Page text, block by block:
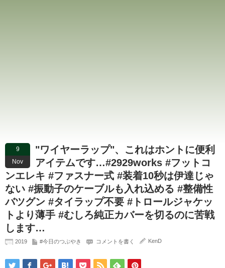
9
Nov
"ワイヤーラップ"、これはホントに便利
アイテムです…#2929works #フットコ
ンエレキ #ファスナー式 #装着10秒は伊達じゃ
ない #振動子のケーブルも入れ込める #整備性
バツグン #タイラップ不要 #トロールジャケッ
トより薄手 #むしろ純正カバーを切るのに苦戦
します…
2019 #今日のつぶやき コメントを書く KenD